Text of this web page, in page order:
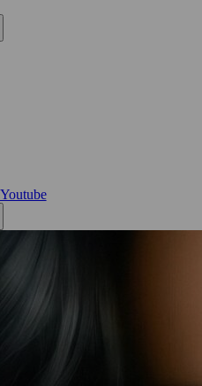
Youtube